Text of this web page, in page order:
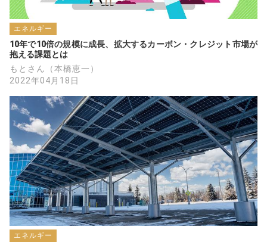
エネルギー
10年で10倍の規模に成長、拡大するカーボン・クレジット市場が
抱える課題とは
もとさん（本橋恵一）
2022年04月18日
エネルギー